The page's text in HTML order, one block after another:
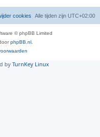
Alle tijden zijn UTC+02:00
cookies
© phpBB Limited
phpBB.nl
by TurnKey Linux